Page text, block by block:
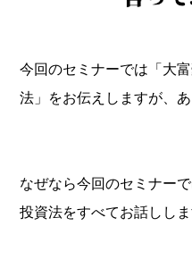
今回のセミナーでは「大
法」をお伝えしますが、
なぜなら今回のセミナー
投資法をすべてお話ししま